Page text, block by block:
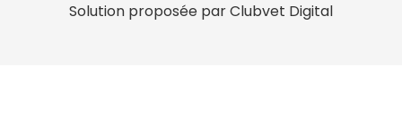
Solution proposée par Clubvet Digital